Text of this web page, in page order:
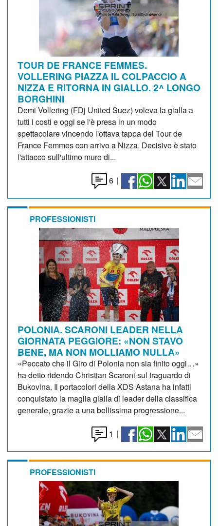
TOUR DE FRANCE FEMMES.
VOLLERING PIAZZA IL COLPACCIO A
NIZZA E RITORNA IN GIALLO. 2^ LONGO
BORGHINI
Demi Vollering (FDj United Suez) voleva la gialla a
tutti i costi e oggi se l'è presa in un modo
spettacolare vincendo l'ottava tappa del Tour de
France Femmes con arrivo a Nizza. Decisivo è stato
l'attacco sull'ultimo muro di...
6 |
PROFESSIONISTI
POLONIA. SCARONI LEADER NELLA
GIORNATA PEGGIORE: «NON STAVO
BENE, MA NON MOLLIAMO NULLA»
«Peccato che il Giro di Polonia non sia finito oggi…»
ha detto ridendo Christian Scaroni sul traguardo di
Bukovina. Il portacolori della XDS Astana ha infatti
conquistato la maglia gialla di leader della classifica
generale, grazie a una bellissima progressione...
1 |
PROFESSIONISTI